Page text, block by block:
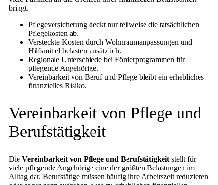
bringt.
Pflegeversicherung deckt nur teilweise die tatsächlichen
Pflegekosten ab.
Versteckte Kosten durch Wohnraumanpassungen und
Hilfsmittel belasten zusätzlich.
Regionale Unterschiede bei Förderprogrammen für
pflegende Angehörige.
Vereinbarkeit von Beruf und Pflege bleibt ein erhebliches
finanzielles Risiko.
Vereinbarkeit von Pflege und
Berufstätigkeit
Die Vereinbarkeit von Pflege und Berufstätigkeit stellt für
viele pflegende Angehörige eine der größten Belastungen im
Alltag dar. Berufstätige müssen häufig ihre Arbeitszeit reduzieren